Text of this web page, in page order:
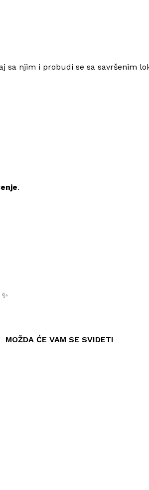
njim i probudi se sa savršenim
.
MOŽDA ĆE VAM SE SVIDETI